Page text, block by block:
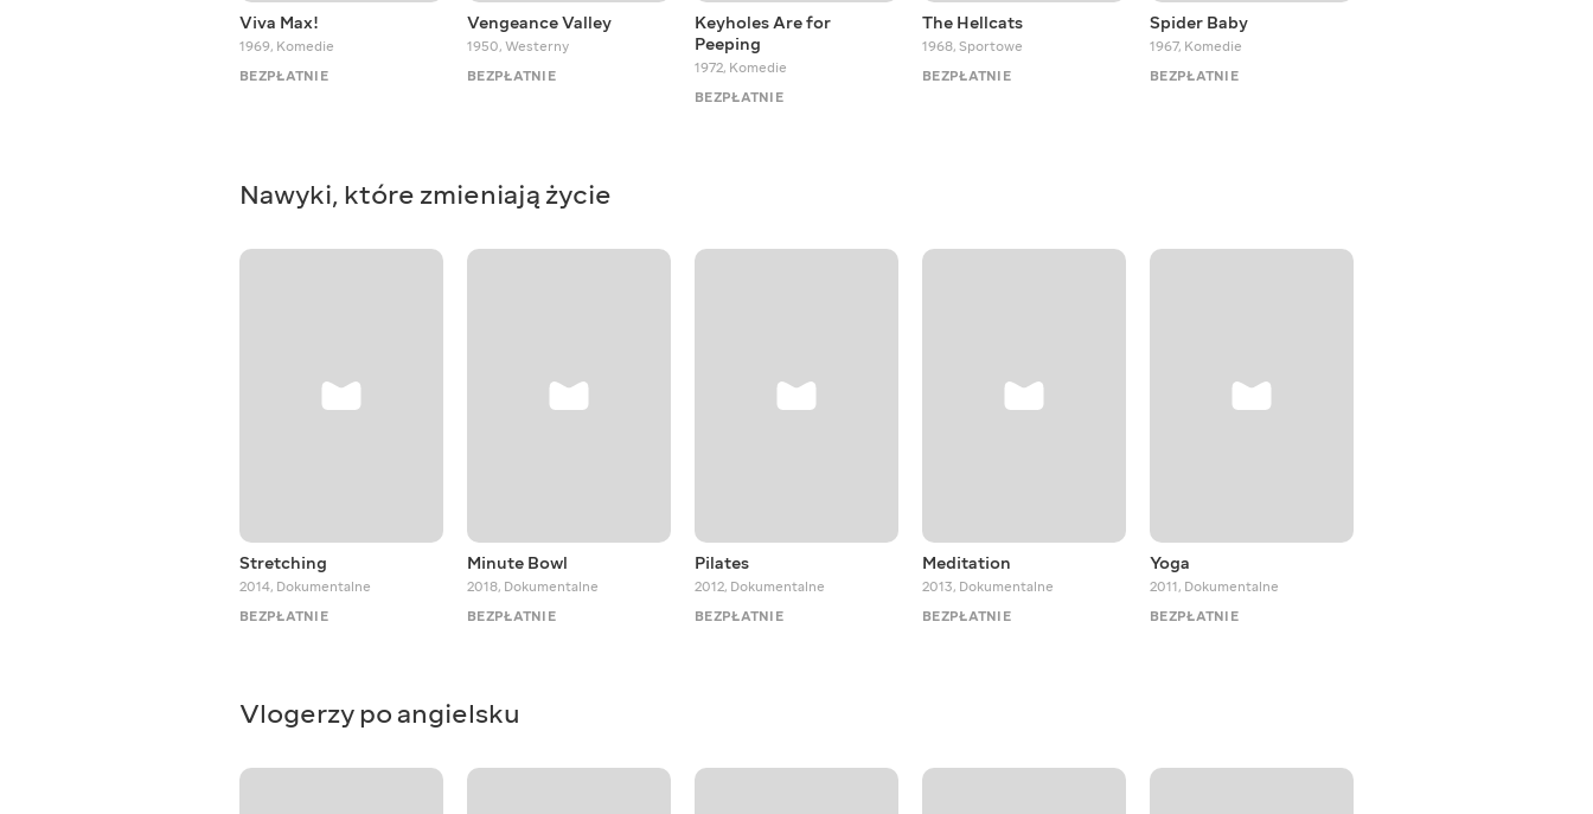
Viva Max!
1969, Komedie
BEZPŁATNIE
Vengeance Valley
1950, Westerny
BEZPŁATNIE
Keyholes Are for
Peeping
1972, Komedie
BEZPŁATNIE
The Hellcats
1968, Sportowe
BEZPŁATNIE
Spider Baby
1967, Komedie
BEZPŁATNIE
Nawyki, które zmieniają życie
Stretching
2014, Dokumentalne
BEZPŁATNIE
Minute Bowl
2018, Dokumentalne
BEZPŁATNIE
Pilates
2012, Dokumentalne
BEZPŁATNIE
Meditation
2013, Dokumentalne
BEZPŁATNIE
Yoga
2011, Dokumentalne
BEZPŁATNIE
Vlogerzy po angielsku